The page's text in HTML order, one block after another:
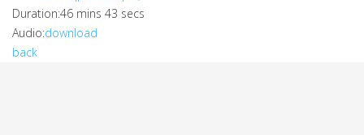
Duration:46 mins 43 secs
Audio:download
back